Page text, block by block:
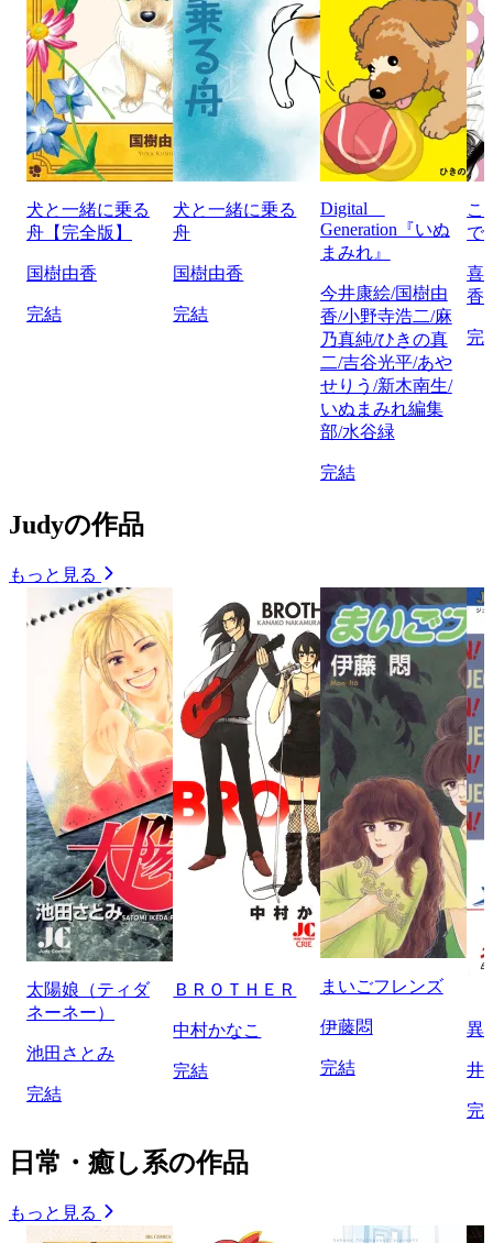
犬と一緒に乗る
舟【完全版】
国樹由香
完結
犬と一緒に乗る
舟
国樹由香
完結
Digital
Generation『いぬ
まみれ』
今井康絵/国樹由
香/小野寺浩二/麻
乃真純/ひきの真
二/吉谷光平/あや
せりう/新木南生/
いぬまみれ編集
部/水谷緑
完結
こ
で
喜
香
完
Judyの作品
もっと見る
太陽娘（ティダ
ネーネー）
池田さとみ
完結
ＢＲＯＴＨＥＲ
中村かなこ
完結
まいごフレンズ
伊藤悶
完結
異
井
完
日常・癒し系の作品
もっと見る